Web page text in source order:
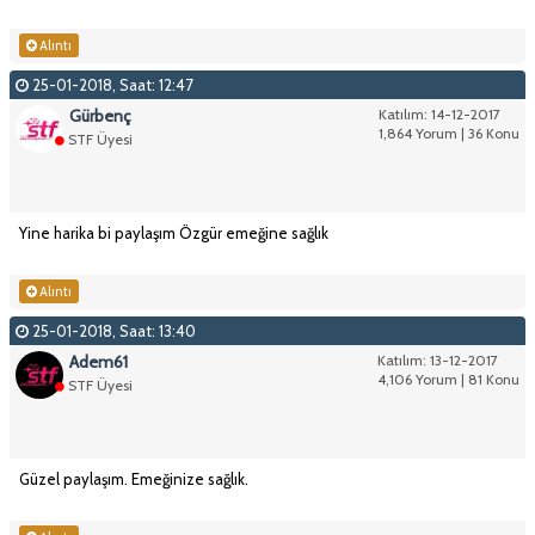
Alıntı
25-01-2018, Saat: 12:47
Katılım: 14-12-2017
1,864 Yorum | 36 Konu
Gürbenç
STF Üyesi
Yine harika bi paylaşım Özgür emeğine sağlık
Alıntı
25-01-2018, Saat: 13:40
Katılım: 13-12-2017
4,106 Yorum | 81 Konu
Adem61
STF Üyesi
Güzel paylaşım. Emeğinize sağlık.